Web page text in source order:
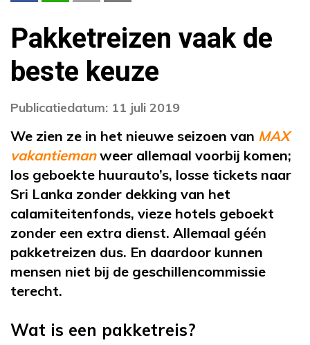
Pakketreizen vaak de
beste keuze
Publicatiedatum: 11 juli 2019
We zien ze in het nieuwe seizoen van MAX
vakantiemanweer allemaal voorbij komen;
los geboekte huurauto’s, losse tickets naar
Sri Lanka zonder dekking van het
calamiteitenfonds, vieze hotels geboekt
zonder een extra dienst. Allemaal géén
pakketreizen dus. En daardoor kunnen
mensen niet bij de geschillencommissie
terecht.
Wat is een pakketreis?